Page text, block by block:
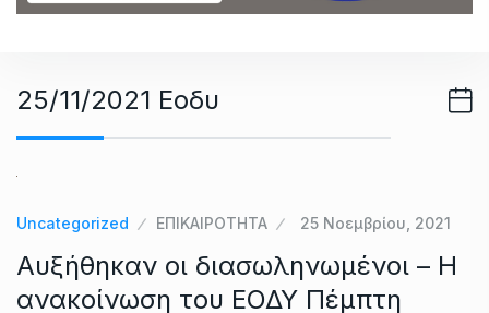
25/11/2021 Εοδυ
Uncategorized ΕΠΙΚΑΙΡΟΤΗΤΑ 25 Νοεμβρίου, 2021
Αυξήθηκαν οι διασωληνωμένοι – Η
ανακοίνωση του ΕΟΔΥ Πέμπτη